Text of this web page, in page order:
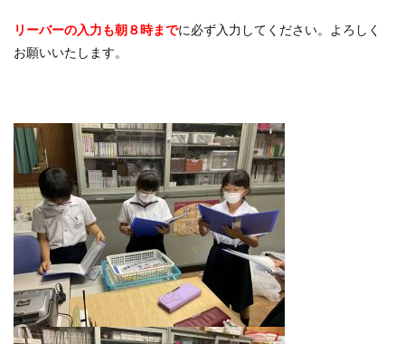
リーバーの入力も朝８時までに必ず入力してください。よろしく
お願いいたします。